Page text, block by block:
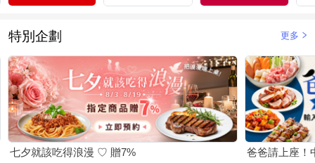
特別企劃 更多
七夕就該吃得浪漫 ♡ 贈7% 爸爸請上座！